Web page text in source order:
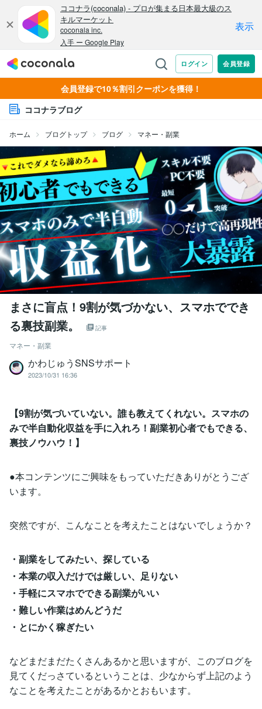
会員登録で10％割引クーポンを獲得！
ココナラブログ
ホーム ブログトップ ブログ マネー・副業
まさに盲点！9割が気づかない、スマホででき
る裏技副業。
記事
マネー・副業
かわじゅうSNSサポート
2023/10/31 16:36
【9割が気づいていない。誰も教えてくれない。スマホの
みで半自動化収益を手に入れろ！副業初心者でもできる、
裏技ノウハウ！】
●本コンテンツにご興味をもっていただきありがとうござ
います。
突然ですが、こんなことを考えたことはないでしょうか？
・副業をしてみたい、探している
・本業の収入だけでは厳しい、足りない
・手軽にスマホでできる副業がいい
・難しい作業はめんどうだ
・とにかく稼ぎたい
などまだまだたくさんあるかと思いますが、このブログを
見てくだっさているということは、少なからず上記のよう
なことを考えたことがあるかとおもいます。